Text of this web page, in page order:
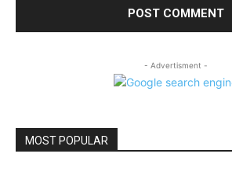
- Advertisment -
MOST POPULAR